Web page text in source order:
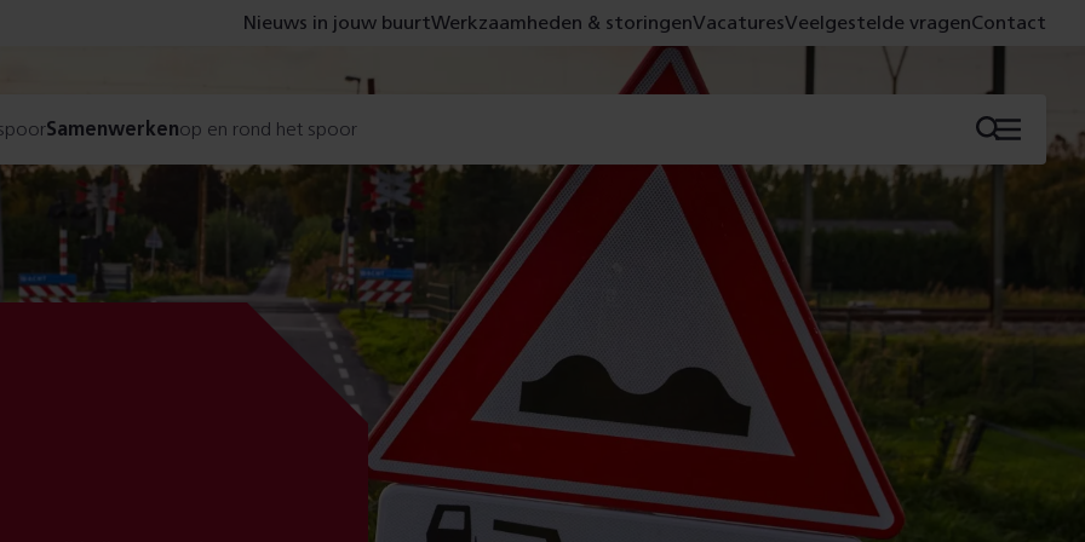
Nieuws in jouw buurtWerkzaamheden & storingenVacaturesVeelgestelde vragenContact
Samenwerkenop en rond het spoor Menu